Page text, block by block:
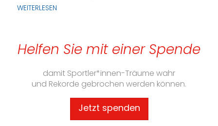
WEITERLESEN
Helfen Sie mit einer Spende
damit Sportler*innen-Träume wahr
und Rekorde gebrochen werden können.
Jetzt spenden